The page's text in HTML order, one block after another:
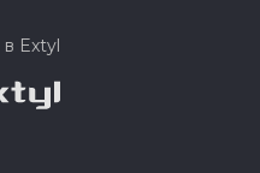
Extyl